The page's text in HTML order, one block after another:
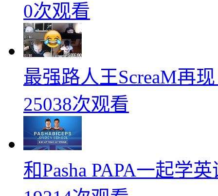
0次观看
最强路人王ScreaM再
25038次观看
和Pasha PAPA一起学